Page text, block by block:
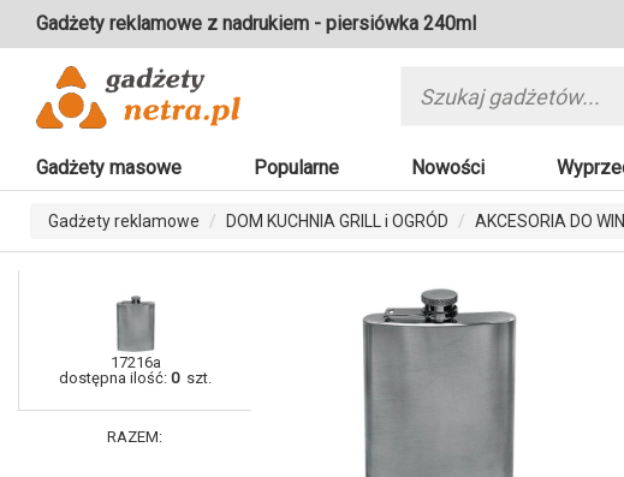
Gadżety reklamowe z nadrukiem - piersiówka 240ml
Gadżety masowe Popularne Nowości
Gadżety reklamowe DOM KUCHNIA GRILL i OGRÓD AKCESORIA DO
17216a
dostępna ilość: 0szt.
RAZEM: